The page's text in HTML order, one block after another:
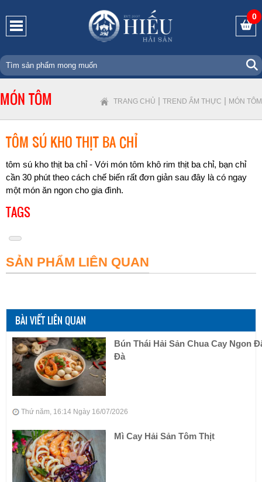
0
MÓN TÔM TRANG CHỦ | TREND ẨM THỰC | MÓN TÔM
TÔM SÚ KHO THỊT BA CHỈ
tôm sú kho thịt ba chỉ - Với món tôm khô rim thịt ba chỉ, bạn chỉ
cần 30 phút theo cách chế biến rất đơn giản sau đây là có ngay
một món ăn ngon cho gia đình.
TAGS
SẢN PHẨM LIÊN QUAN
BÀI VIẾT LIÊN QUAN
Bún Thái Hải Sản Chua Cay Ngon
Đà
Thứ năm, 16:14 Ngày 16/07/2026
Mì Cay Hải Sản Tôm Thịt